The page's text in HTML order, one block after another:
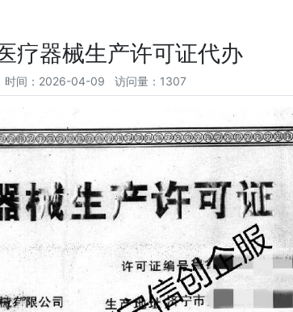
疗器械生产许可证代办
时间：2026-04-09 访问量：1307